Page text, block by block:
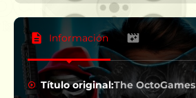
Información
Título original:The OctoGames